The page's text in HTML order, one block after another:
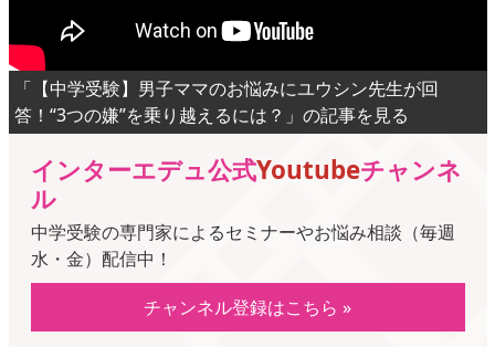
「【中学受験】男子ママのお悩みにユウシン先生が回
答！“3つの嫌”を乗り越えるには？」の記事を見る
インターエデュ公式Youtubeチャンネ
ル
中学受験の専門家によるセミナーやお悩み相談（毎週
水・金）配信中！
チャンネル登録はこちら »